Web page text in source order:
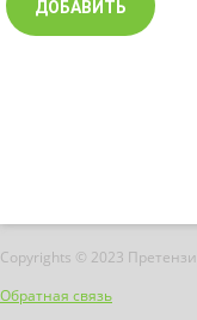
Copyrights © 2023
Обратная связь